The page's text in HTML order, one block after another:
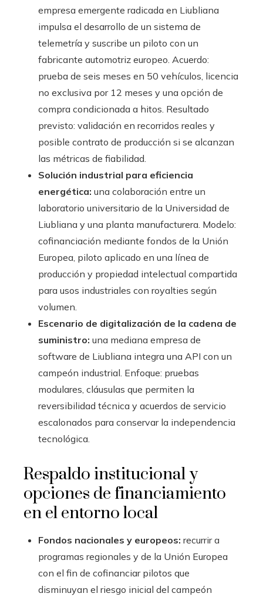
empresa emergente radicada en Liubliana
impulsa el desarrollo de un sistema de
telemetría y suscribe un piloto con un
fabricante automotriz europeo. Acuerdo:
prueba de seis meses en 50 vehículos, licencia
no exclusiva por 12 meses y una opción de
compra condicionada a hitos. Resultado
previsto: validación en recorridos reales y
posible contrato de producción si se alcanzan
las métricas de fiabilidad.
Solución industrial para eficiencia
energética: una colaboración entre un
laboratorio universitario de la Universidad de
Liubliana y una planta manufacturera. Modelo:
cofinanciación mediante fondos de la Unión
Europea, piloto aplicado en una línea de
producción y propiedad intelectual compartida
para usos industriales con royalties según
volumen.
Escenario de digitalización de la cadena de
suministro: una mediana empresa de
software de Liubliana integra una API con un
campeón industrial. Enfoque: pruebas
modulares, cláusulas que permiten la
reversibilidad técnica y acuerdos de servicio
escalonados para conservar la independencia
tecnológica.
Respaldo institucional y
opciones de financiamiento
en el entorno local
Fondos nacionales y europeos: recurrir a
programas regionales y de la Unión Europea
con el fin de cofinanciar pilotos que
disminuyan el riesgo inicial del campeón